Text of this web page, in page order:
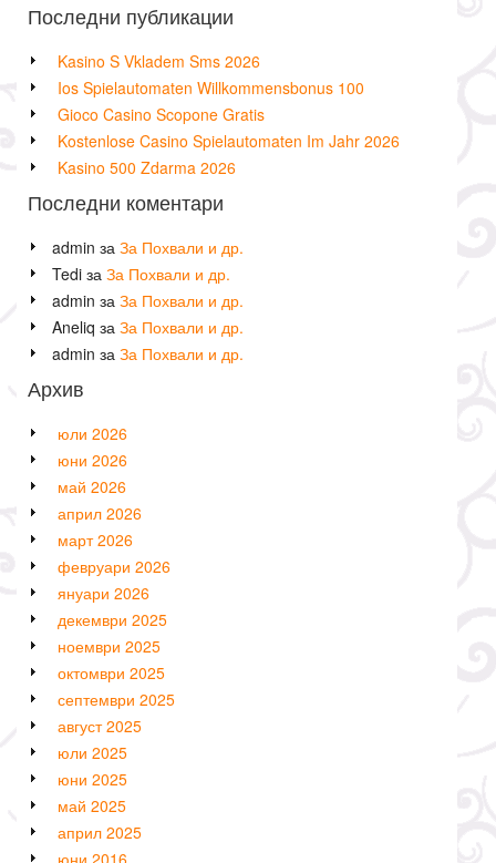
Последни публикации
Kasino S Vkladem Sms 2026
Ios Spielautomaten Willkommensbonus 100
Gioco Casino Scopone Gratis
Kostenlose Casino Spielautomaten Im Jahr 2026
Kasino 500 Zdarma 2026
Последни коментари
admin за За Похвали и др.
Tedi за За Похвали и др.
admin за За Похвали и др.
Aneliq за За Похвали и др.
admin за За Похвали и др.
Архив
юли 2026
юни 2026
май 2026
април 2026
март 2026
февруари 2026
януари 2026
декември 2025
ноември 2025
октомври 2025
септември 2025
август 2025
юли 2025
юни 2025
май 2025
април 2025